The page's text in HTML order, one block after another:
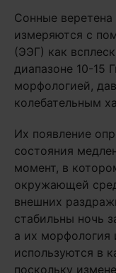
Сонные
измеряются с
(ЭЭГ) как
диапазоне 10-15
морфологией,
колебательным
Их появление
состояния
момент, в
окружающей
внешних
стабильны ночь
а их морфология
используются в
поскольку